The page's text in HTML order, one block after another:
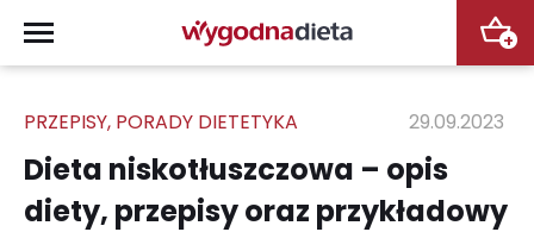
+
PRZEPISY, PORADY DIETETYKA 29.09.2023
Dieta niskotłuszczowa – opis
diety, przepisy oraz przykładowy